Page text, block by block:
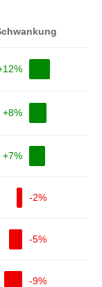
+8%
+7%
-2%
-5%
-9%